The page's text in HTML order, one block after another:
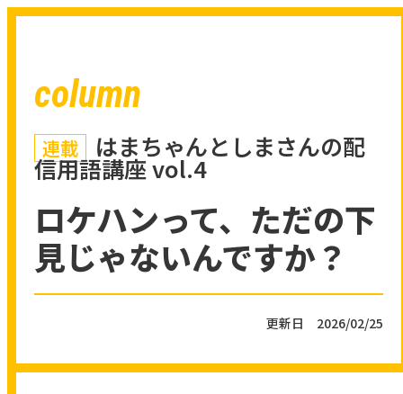
column
連載 はまちゃんとしまさんの配
信用語講座 vol.4
ロケハンって、ただの下
見じゃないんですか？
更新日 2026/02/25